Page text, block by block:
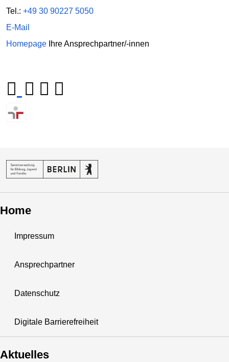
Tel.: +49 30 90227 5050
E-Mail
Homepage Ihre Ansprechpartner/-innen
Home
Impressum
Ansprechpartner
Datenschutz
Digitale Barrierefreiheit
Aktuelles